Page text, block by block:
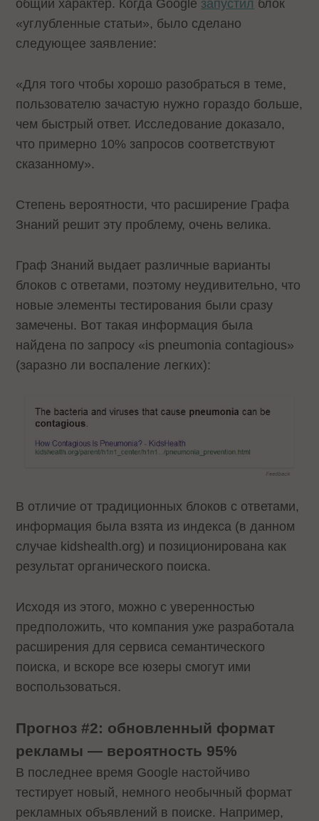
общий характер. Когда Google запустил блок
«углубленные статьи», было сделано
следующее заявление:
«Для того чтобы хорошо разобраться в теме,
пользователю зачастую нужно гораздо больше,
чем быстрый ответ. Исследование доказало,
что примерно 10% запросов соответствуют
сказанному».
Степень вероятности, что расширение Графа
Знаний решит эту проблему, очень велика.
Граф Знаний выдает различные варианты
блоков с ответами, поэтому неудивительно, что
новые элементы тестирования были сразу
замечены. Вот такая информация была
найдена по запросу «is pneumonia contagious»
(заразно ли воспаление легких):
В отличие от традиционных блоков с ответами,
информация была взята из индекса (в данном
случае kidshealth.org) и позиционирована как
результат органического поиска.
Исходя из этого, можно с уверенностью
предположить, что компания уже разработала
расширения для сервиса семантического
поиска, и вскоре все юзеры смогут ими
воспользоваться.
Прогноз #2: обновленный формат
рекламы — вероятность 95%
В последнее время Google настойчиво
тестирует новый, немного необычный формат
рекламных объявлений в поиске. Например,